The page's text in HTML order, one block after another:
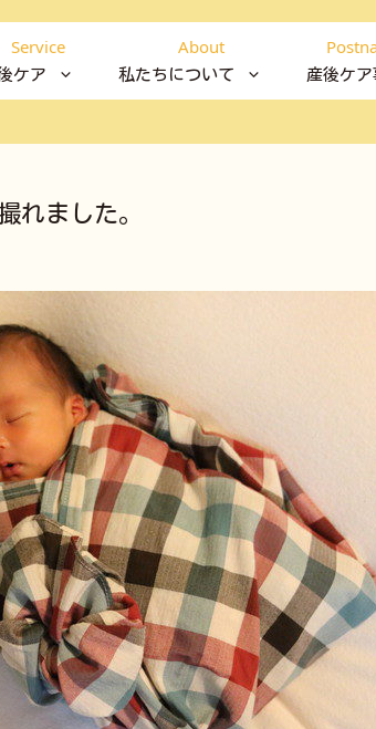
Service
ケア
About
私たちについて 産後ケ
れました。